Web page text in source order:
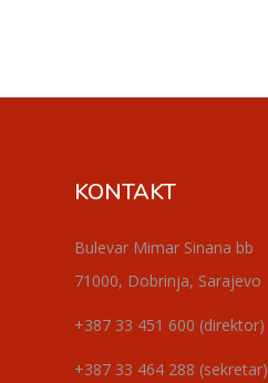
KONTAKT
Bulevar Mimar Sinana bb
71000, Dobrinja, Sarajevo
+387 33 451 600 (direktor)
+387 33 464 288 (sekretar)